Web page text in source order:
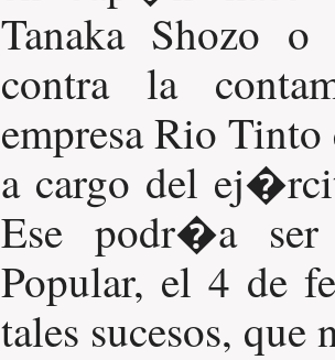
Tanaka Shozo
contra la
empresa Rio
a cargo del
Ese podr�a
Popular, el 4 de
tales sucesos,